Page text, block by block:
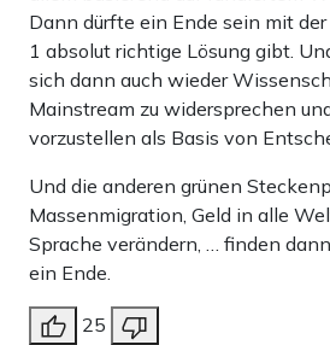
Dann dürfte ein Ende sein mit
1 absolut richtige Lösung gibt.
sich dann auch wieder
Mainstream zu widersprechen
vorzustellen als Basis von
Und die anderen grünen
Massenmigration, Geld in alle
Sprache verändern, … finden
ein Ende.
25